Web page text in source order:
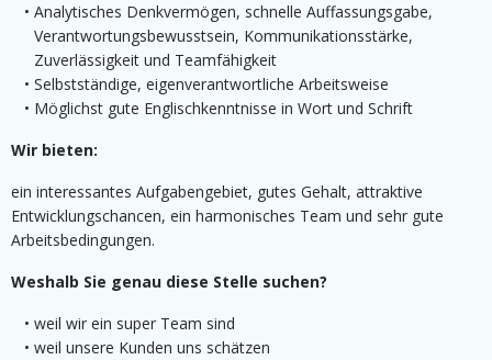
Analytisches Denkvermögen, schnelle Auffassungsgabe,
Verantwortungsbewusstsein, Kommunikationsstärke,
Zuverlässigkeit und Teamfähigkeit
Selbstständige, eigenverantwortliche Arbeitsweise
Möglichst gute Englischkenntnisse in Wort und Schrift
Wir bieten:
ein interessantes Aufgabengebiet, gutes Gehalt, attraktive
Entwicklungschancen, ein harmonisches Team und sehr gute
Arbeitsbedingungen.
Weshalb Sie genau diese Stelle suchen?
weil wir ein super Team sind
weil unsere Kunden uns schätzen